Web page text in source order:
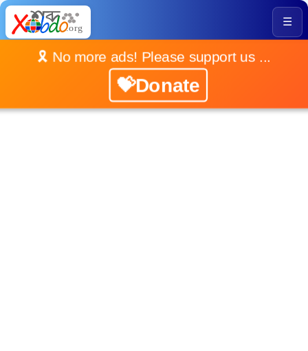
☰
🎗️ No more ads! Please support us ...
💝Donate